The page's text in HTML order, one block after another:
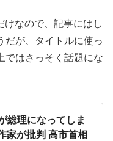
なので、記事にはし
だが、タイトルに使っ
ではさっそく話題にな
総理になってしま
家が批判 高市首相